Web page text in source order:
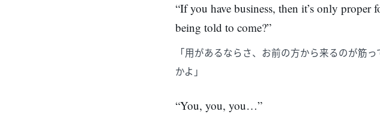
“If you have business, then it’s only
being told to come?”
「用があるならさ、お前の方から来るのが筋
かよ」
“You, you, you…”